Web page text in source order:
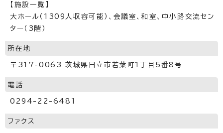
【施設一覧】
大ホール（1309人収容可能）、会議室、和室、中小路交流セン
ター（3階）
所在地
〒317-0063 茨城県日立市若葉町1丁目5番8号
電話
0294-22-6481
ファクス